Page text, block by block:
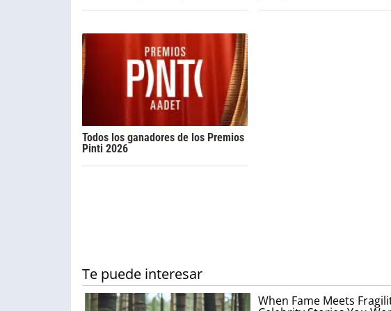
Todos los ganadores de los Premios
Pinti 2026